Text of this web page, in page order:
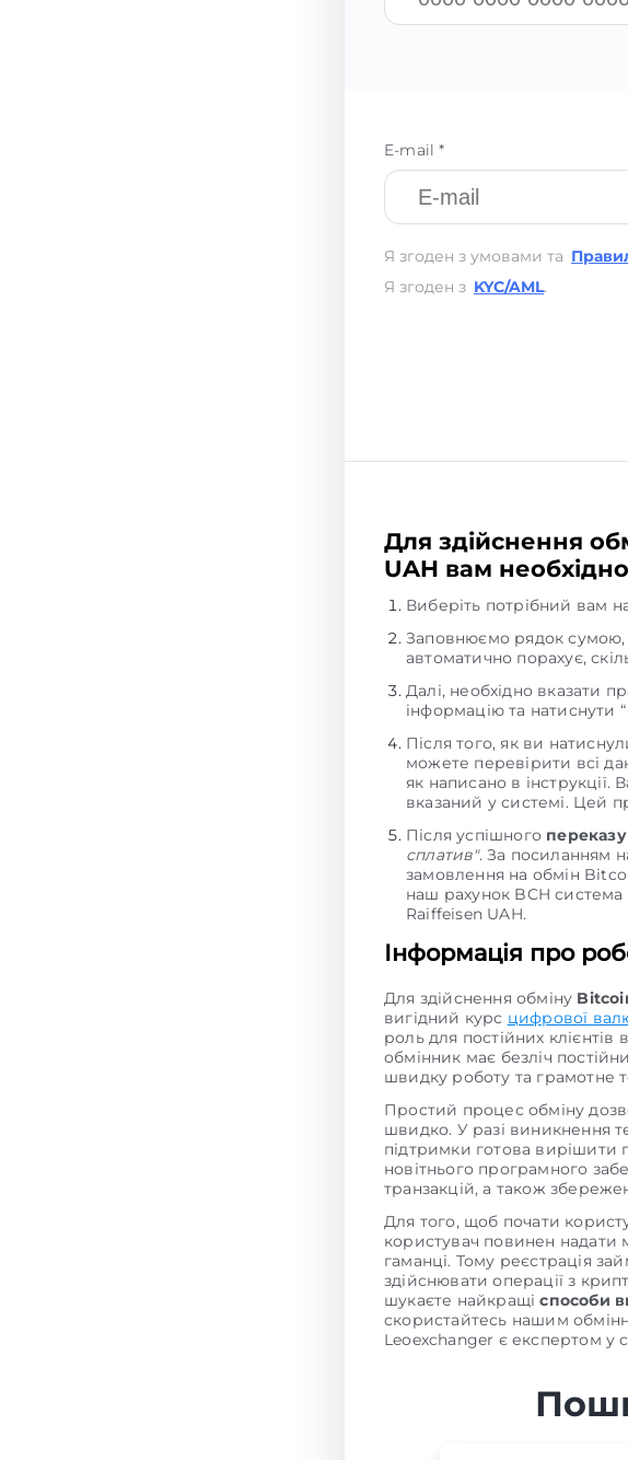
E-mail *
Я згоден з умовами та
Я згоден з KYC/AML.
Для здійснення
UAH вам
Виберіть потрібний вам
Заповнюємо рядок сумою,
автоматично порахує,
Далі, необхідно вказати
інформацію та натиснути “
Після того, як ви
можете перевірити всі
як написано в
вказаний у системі. Цей
Після успішного
сплатив". За посиланням
замовлення на обмін
наш рахунок BCH
Raiffeisen UAH.
Інформація про
Для здійснення обміну
вигідний курс цифрової
роль для постійних клієнтів
обмінник має безліч
швидку роботу та грамотне
Простий процес обміну
швидко. У разі виникнення
підтримки готова вирішити
новітнього програмного
транзакцій, а також
Для того, щоб почати
користувач повинен надати
гаманці. Тому реєстрація
здійснювати операції з
шукаєте найкращіспособи
скористайтесь нашим
Leoexchanger є експертом у